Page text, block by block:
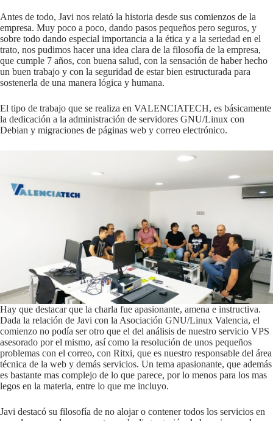
Antes de todo, Javi nos relató la historia desde sus comienzos de la
empresa. Muy poco a poco, dando pasos pequeños pero seguros, y
sobre todo dando especial importancia a la ética y a la seriedad en el
trato, nos pudimos hacer una idea clara de la filosofía de la empresa,
que cumple 7 años, con buena salud, con la sensación de haber hecho
un buen trabajo y con la seguridad de estar bien estructurada para
sostenerla de una manera lógica y humana.
El tipo de trabajo que se realiza en VALENCIATECH, es básicamente
la dedicación a la administración de servidores GNU/Linux con
Debian y migraciones de páginas web y correo electrónico.
Hay que destacar que la charla fue apasionante, amena e instructiva.
Dada la relación de Javi con la Asociación GNU/Linux Valencia, el
comienzo no podía ser otro que el del análisis de nuestro servicio VPS
asesorado por el mismo, así como la resolución de unos pequeños
problemas con el correo, con Ritxi, que es nuestro responsable del área
técnica de la web y demás servicios. Un tema apasionante, que además
es bastante mas complejo de lo que parece, por lo menos para los mas
legos en la materia, entre lo que me incluyo.
Javi destacó su filosofía de no alojar o contener todos los servicios en